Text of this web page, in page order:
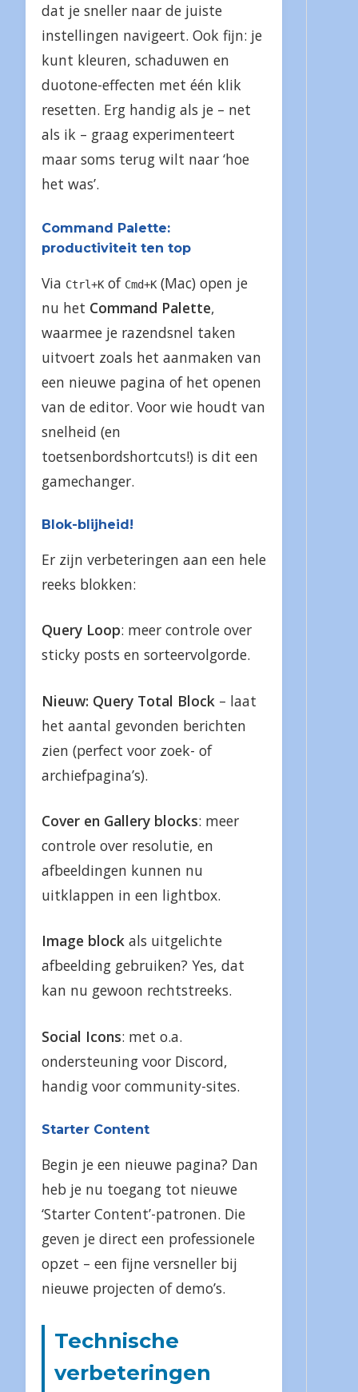
dat je sneller naar de juiste
instellingen navigeert. Ook fijn: je
kunt kleuren, schaduwen en
duotone-effecten met één klik
resetten. Erg handig als je – net
als ik – graag experimenteert
maar soms terug wilt naar ‘hoe
het was’.
Command Palette:
productiviteit ten top
Via Ctrl+K of Cmd+K (Mac) open je
nu het Command Palette,
waarmee je razendsnel taken
uitvoert zoals het aanmaken van
een nieuwe pagina of het openen
van de editor. Voor wie houdt van
snelheid (en
toetsenbordshortcuts!) is dit een
gamechanger.
Blok-blijheid!
Er zijn verbeteringen aan een hele
reeks blokken:
Query Loop: meer controle over
sticky posts en sorteervolgorde.
Nieuw: Query Total Block – laat
het aantal gevonden berichten
zien (perfect voor zoek- of
archiefpagina’s).
Cover en Gallery blocks: meer
controle over resolutie, en
afbeeldingen kunnen nu
uitklappen in een lightbox.
Image block als uitgelichte
afbeelding gebruiken? Yes, dat
kan nu gewoon rechtstreeks.
Social Icons: met o.a.
ondersteuning voor Discord,
handig voor community-sites.
Starter Content
Begin je een nieuwe pagina? Dan
heb je nu toegang tot nieuwe
‘Starter Content’-patronen. Die
geven je direct een professionele
opzet – een fijne versneller bij
nieuwe projecten of demo’s.
Technische
verbeteringen